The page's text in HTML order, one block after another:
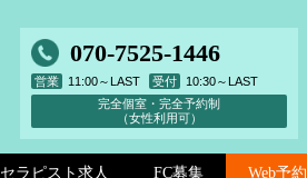
070-7525-1446
営業 11:00～LAST 受付
10:30～LAST
完全個室・完全予約制
（女性利用可）
セラピスト求人 FC募集 Web予約